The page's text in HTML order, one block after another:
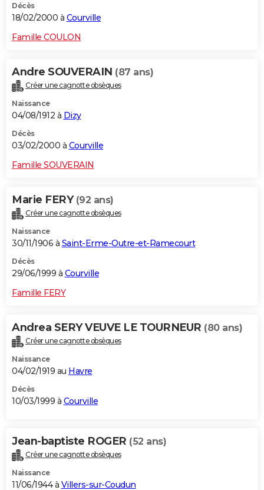
Décès
18/02/2000 à Courville
Famille COULON
Andre SOUVERAIN (87 ans)
Créer une cagnotte obsèques
Naissance
04/08/1912 à Dizy
Décès
03/02/2000 à Courville
Famille SOUVERAIN
Marie FERY (92 ans)
Créer une cagnotte obsèques
Naissance
30/11/1906 à Saint-Erme-Outre-et-Ramecourt
Décès
29/06/1999 à Courville
Famille FERY
Andrea SERY VEUVE LE TOURNEUR (80 ans)
Créer une cagnotte obsèques
Naissance
04/02/1919 au Havre
Décès
10/03/1999 à Courville
Jean-baptiste ROGER (52 ans)
Créer une cagnotte obsèques
Naissance
11/06/1944 à Villers-sur-Coudun